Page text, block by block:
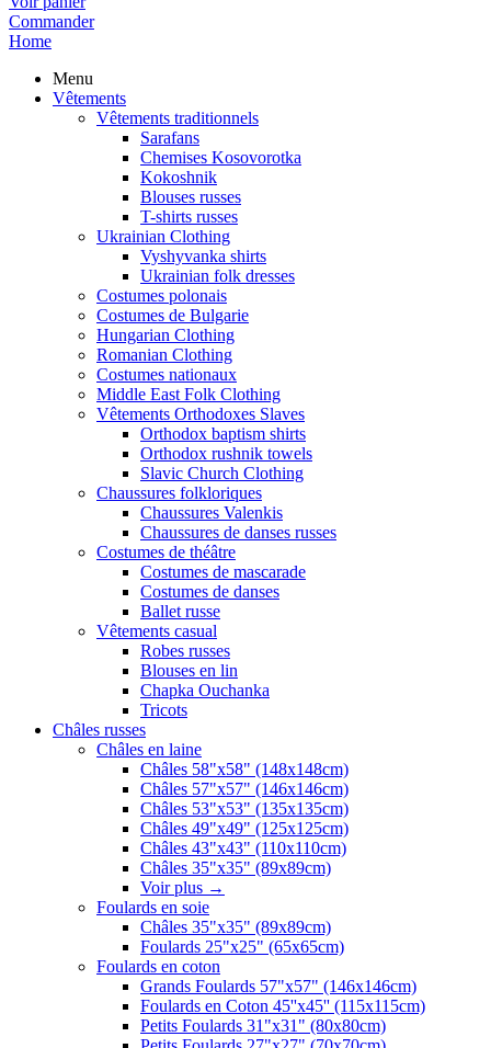
Commander
Home
Menu
Vêtements
Vêtements traditionnels
Sarafans
Chemises Kosovorotka
Kokoshnik
Blouses russes
T-shirts russes
Ukrainian Clothing
Vyshyvanka shirts
Ukrainian folk dresses
Costumes polonais
Costumes de Bulgarie
Hungarian Clothing
Romanian Clothing
Costumes nationaux
Middle East Folk Clothing
Vêtements Orthodoxes Slaves
Orthodox baptism shirts
Orthodox rushnik towels
Slavic Church Clothing
Chaussures folkloriques
Chaussures Valenkis
Chaussures de danses russes
Costumes de théâtre
Costumes de mascarade
Costumes de danses
Ballet russe
Vêtements casual
Robes russes
Blouses en lin
Chapka Ouchanka
Tricots
Châles russes
Châles en laine
Châles 58"x58" (148x148cm)
Châles 57"x57" (146x146cm)
Châles 53"x53" (135x135cm)
Châles 49"x49" (125x125cm)
Châles 43"x43" (110x110cm)
Châles 35"x35" (89x89cm)
Voir plus →
Foulards en soie
Châles 35"x35" (89x89cm)
Foulards 25"x25" (65x65cm)
Foulards en coton
Grands Foulards 57"x57" (146x146cm)
Foulards en Coton 45''x45'' (115x115cm)
Petits Foulards 31"x31" (80x80cm)